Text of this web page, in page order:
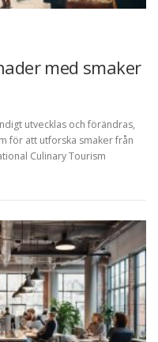
med smaker
utvecklas och förändras,
för att utforska smaker från
Culinary Tourism